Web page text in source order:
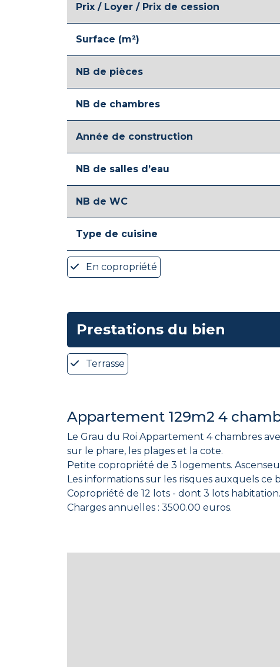
Prix / Loyer / Prix de cession
Surface (m²)
NB de pièces
NB de chambres
Année de construction
NB de salles d’eau
NB de WC
Type de cuisine
En copropriété
Prestations du bien
Terrasse
Appartement 129m2 4
Le Grau du Roi Appartement 4 chambres
sur le phare, les plages et la cote.
Petite copropriété de 3 logements.
Les informations sur les risques auxquels ce
Copropriété de 12 lots - dont 3 lots
Charges annuelles : 3500.00 euros.